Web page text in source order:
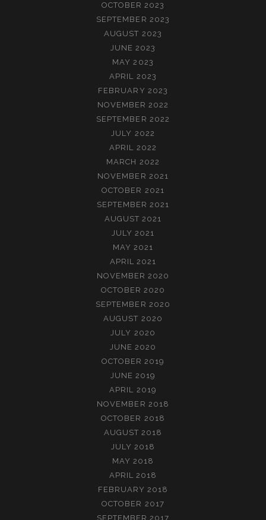
OCTOBER 2023
SEPTEMBER 2023
AUGUST 2023
JUNE 2023
MAY 2023
APRIL 2023
FEBRUARY 2023
NOVEMBER 2022
SEPTEMBER 2022
JULY 2022
APRIL 2022
MARCH 2022
NOVEMBER 2021
OCTOBER 2021
SEPTEMBER 2021
AUGUST 2021
JULY 2021
MAY 2021
APRIL 2021
NOVEMBER 2020
OCTOBER 2020
SEPTEMBER 2020
AUGUST 2020
JULY 2020
JUNE 2020
OCTOBER 2019
JUNE 2019
APRIL 2019
NOVEMBER 2018
OCTOBER 2018
AUGUST 2018
JULY 2018
MAY 2018
APRIL 2018
FEBRUARY 2018
OCTOBER 2017
SEPTEMBER 2017